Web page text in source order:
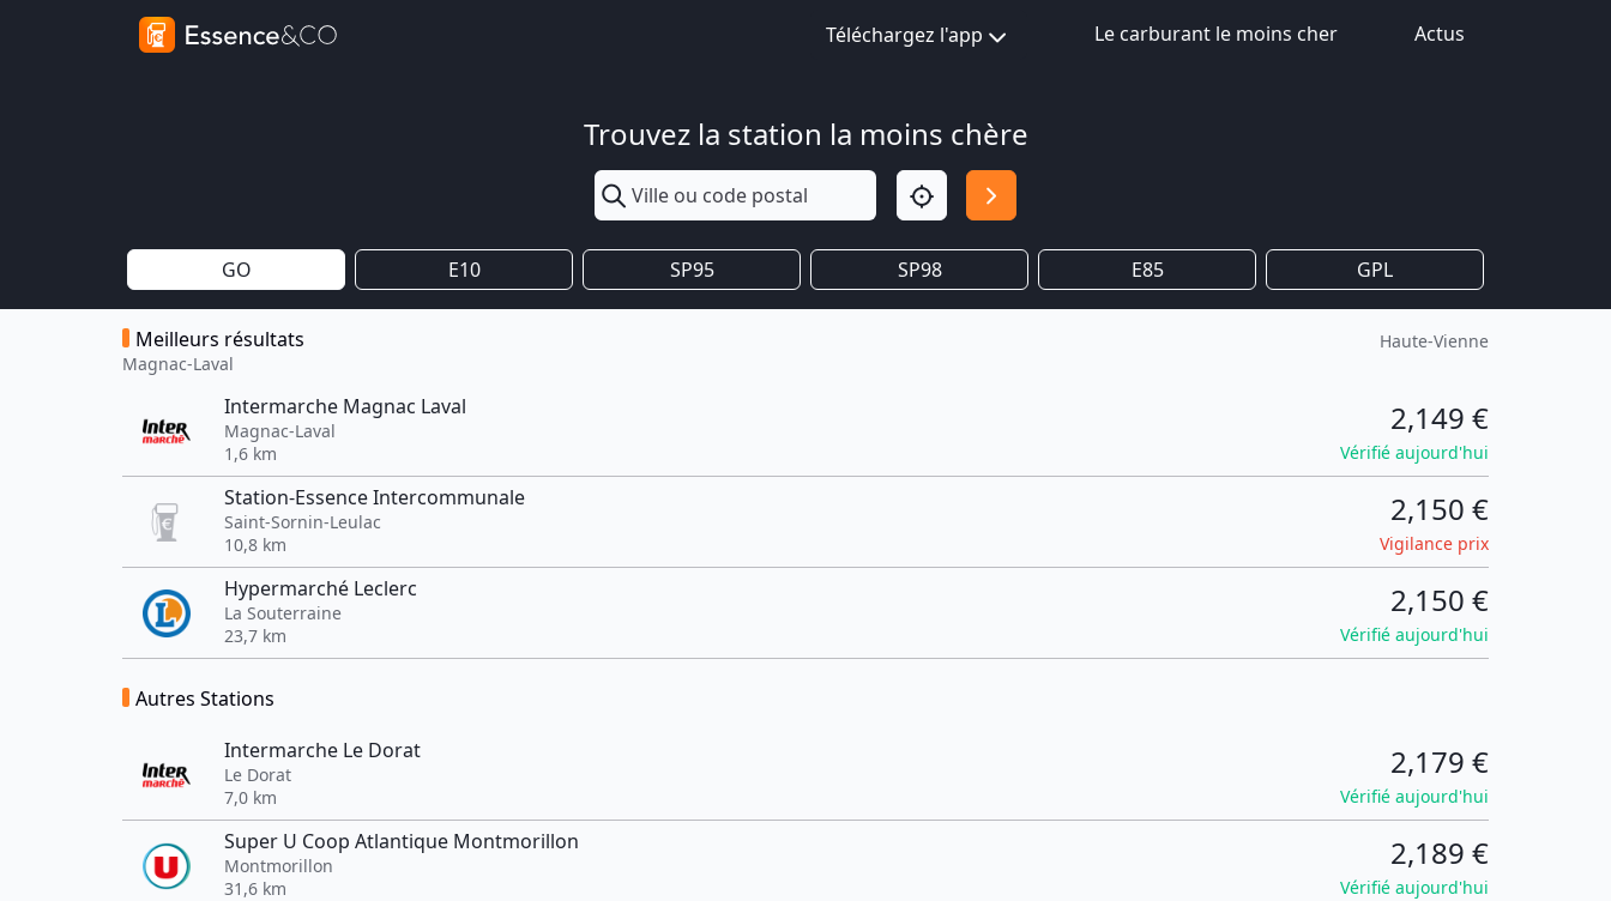
Téléchargez l'app Le carburant le moins cher Actus
Trouvez la station la moins chère
GO E10 SP95 SP98 E85 GPL
Meilleurs résultats
Magnac-Laval
Haute-Vienne
Intermarche Magnac Laval
Magnac-Laval
1,6 km
2,149 €
Vérifié aujourd'hui
Station-Essence Intercommunale
Saint-Sornin-Leulac
10,8 km
2,150 €
Vigilance prix
Hypermarché Leclerc
La Souterraine
23,7 km
2,150 €
Vérifié aujourd'hui
Autres Stations
Intermarche Le Dorat
Le Dorat
7,0 km
2,179 €
Vérifié aujourd'hui
Super U Coop Atlantique Montmorillon
Montmorillon
31,6 km
2,189 €
Vérifié aujourd'hui